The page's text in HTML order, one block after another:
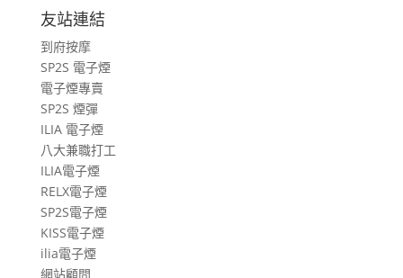
旅
遊
文
章
友站連結
到府按摩
SP2S 電子煙
電子煙專賣
SP2S 煙彈
ILIA 電子煙
八大兼職打工
ILIA電子煙
RELX電子煙
SP2S電子煙
KISS電子煙
ilia電子煙
網站顧問